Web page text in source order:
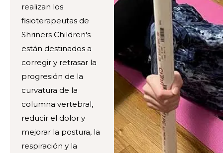
realizan los
fisioterapeutas de
Shriners Children's
están destinados a
corregir y retrasar la
progresión de la
curvatura de la
columna vertebral,
reducir el dolor y
mejorar la postura, la
respiración y la